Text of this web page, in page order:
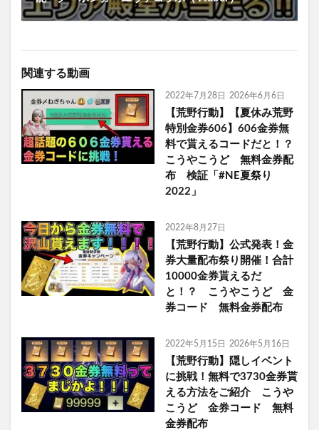
関連する動画
2022年7月28日 2026年6月6日
【荒野行動】【夏休み荒野
特別金券606】606金券無
料で貰えるコードだと！？
こうやこうど 無料金券配
布 検証「#NE夏祭り
2022」
2022年8月27日
【荒野行動】公式発表！金
券大量配布祭り開催！合計
10000金券貰えるだ
と！？ こうやこうど 金
券コード 無料金券配布
2022年5月15日 2026年5月16日
【荒野行動】隠しイベント
に挑戦！無料で3730金券貰
える方法をご紹介 こうや
こうど 金券コード 無料
金券配布